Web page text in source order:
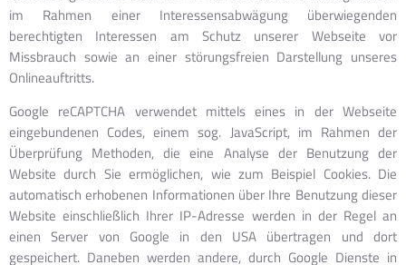
im Rahmen einer Interessensabwägung überwiegenden
berechtigten Interessen am Schutz unserer Webseite vor
Missbrauch sowie an einer störungsfreien Darstellung unseres
Onlineauftritts.
Google reCAPTCHA verwendet mittels eines in der Webseite
eingebundenen Codes, einem sog. JavaScript, im Rahmen der
Überprüfung Methoden, die eine Analyse der Benutzung der
Website durch Sie ermöglichen, wie zum Beispiel Cookies. Die
automatisch erhobenen Informationen über Ihre Benutzung dieser
Website einschließlich Ihrer IP-Adresse werden in der Regel an
einen Server von Google in den USA übertragen und dort
gespeichert. Daneben werden andere, durch Google Dienste in